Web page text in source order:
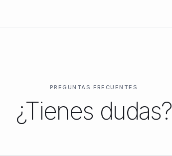
PREGUNTAS FRECUENTES
¿Tienes dudas?